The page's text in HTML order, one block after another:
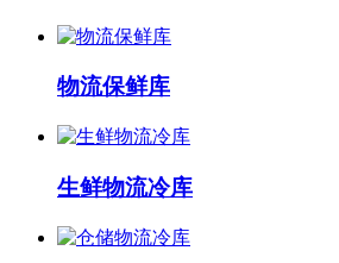
物流保鲜库
生鲜物流冷库